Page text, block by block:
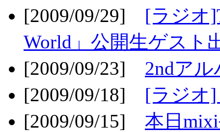
[2009/09/29] [ラジオ
World」公開生ゲスト
[2009/09/23] 2ndア
[2009/09/18] [ラジオ
[2009/09/15] 本日